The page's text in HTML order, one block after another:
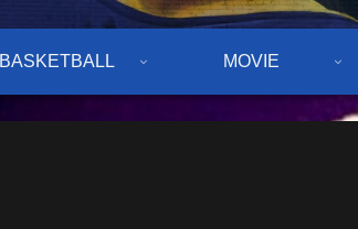
BASKETBALL MOVIE